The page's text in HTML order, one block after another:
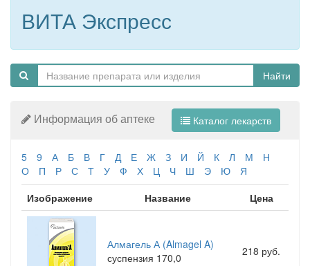
ВИТА Экспресс
Найти
Информация об аптеке Каталог лекарств
5 9 А Б В Г Д Е Ж З И Й К Л М
Н
О
П Р С Т У Ф Х Ц Ч Ш Э Ю
Я
Изображение
Название Цена
Алмагель А (Almagel A)
суспензия 170,0
218 руб.